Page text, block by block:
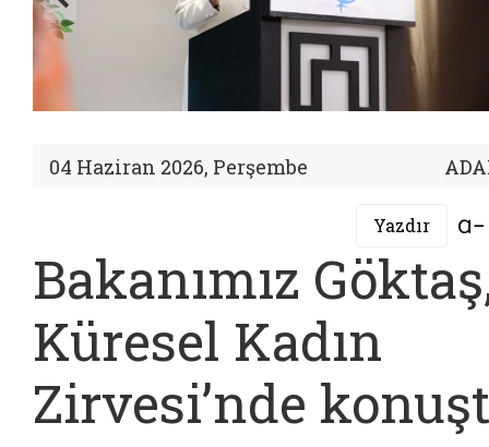
04 Haziran 2026, Perşembe
Yazdır
Bakanımız
Küresel Kadın
Zirvesi’nde